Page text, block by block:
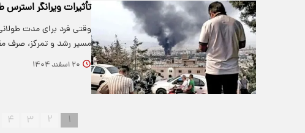
تأثیرات ویرانگر
وقتی فرد برای مدت
مسیر رشد و تمرکز، صرف
۲۰ اسفند ۱۴۰۴
۱ ۲ ۳ ۴